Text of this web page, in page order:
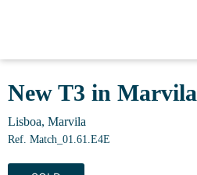
New T3 in Marvila
Lisboa, Marvila
Ref. Match_01.61.E4E